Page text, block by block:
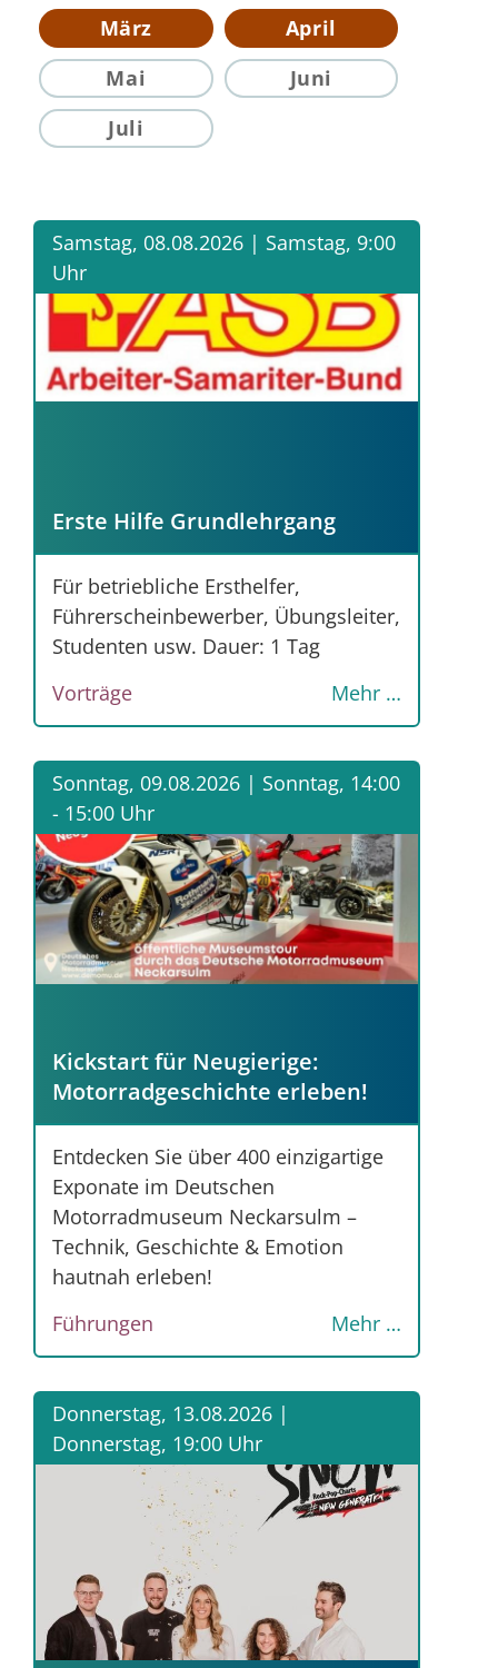
März
April
Mai
Juni
Juli
Samstag, 08.08.2026 | Samstag, 9:00
Uhr
Erste Hilfe Grundlehrgang
Für betriebliche Ersthelfer,
Führerscheinbewerber, Übungsleiter,
Studenten usw. Dauer: 1 Tag
Vorträge
Mehr …
Sonntag, 09.08.2026 | Sonntag, 14:00
- 15:00 Uhr
Kickstart für Neugierige:
Motorradgeschichte erleben!
Entdecken Sie über 400 einzigartige
Exponate im Deutschen
Motorradmuseum Neckarsulm –
Technik, Geschichte & Emotion
hautnah erleben!
Führungen
Mehr …
Donnerstag, 13.08.2026 |
Donnerstag, 19:00 Uhr